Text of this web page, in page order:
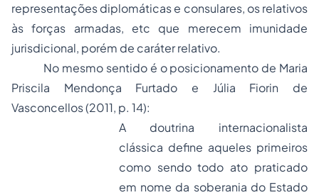
representações diplomáticas e consulares, os relativos
às forças armadas, etc que merecem imunidade
jurisdicional, porém de caráter relativo.
No mesmo sentido é o posicionamento de Maria
Priscila Mendonça Furtado e Júlia Fiorin de
Vasconcellos (2011, p. 14):
A doutrina internacionalista
clássica define aqueles primeiros
como sendo todo ato praticado
em nome da soberania do Estado